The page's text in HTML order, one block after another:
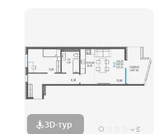
3D-тур + 5